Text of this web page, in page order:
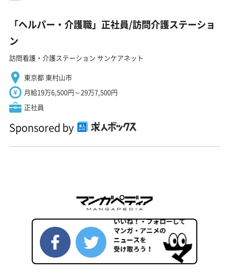
「ヘルパー・介護職」正社員/訪問介護ステーショ
ン
訪問看護・介護ステーション サンケアネット
東京都 東村山市
月給19万6,500円～29万7,500円
正社員
Sponsored by